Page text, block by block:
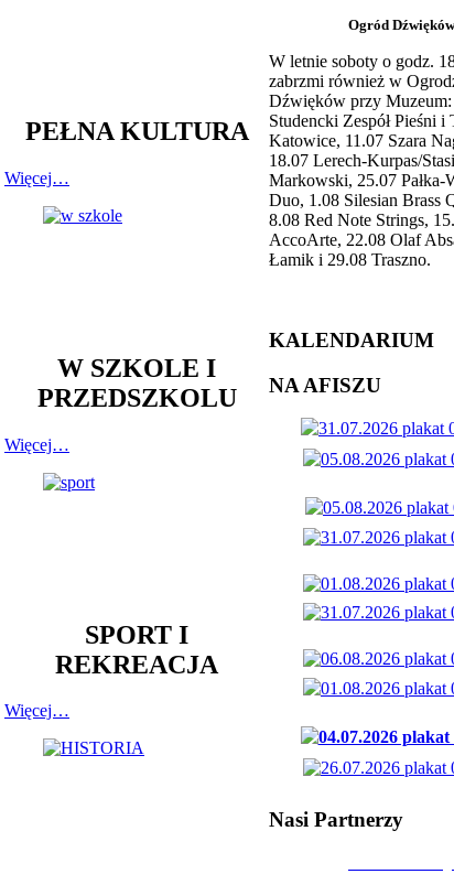
PEŁNA KULTURA
Więcej…
W SZKOLE I
PRZEDSZKOLU
Więcej…
SPORT I
REKREACJA
Więcej…
Ogród Dźwięków
W letnie soboty o godz.
zabrzmi również w
Dźwięków przy
Studencki Zespół Pieśni i
Katowice, 11.07 Szara
18.07 Lerech-Kurpas/
Markowski, 25.07 Pałka-
Duo, 1.08 Silesian Brass
8.08 Red Note Strings,
AccoArte, 22.08 Olaf
Łamik i 29.08 Traszno.
KALENDARIUM
NA AFISZU
Nasi Partnerzy